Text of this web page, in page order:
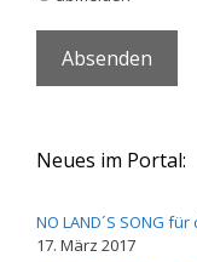
Neues im Portal:
NO LAND´S SONG
17. März 2017